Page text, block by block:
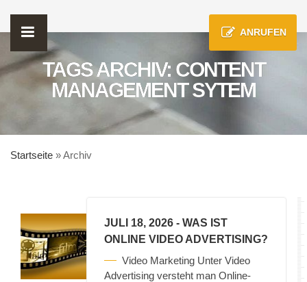
ANRUFEN
TAGS ARCHIV: CONTENT
MANAGEMENT SYTEM
Startseite »Archiv
JULI 18, 2026 - WAS IST
ONLINE VIDEO ADVERTISING?
Video Marketing Unter Video
Advertising versteht man Online-